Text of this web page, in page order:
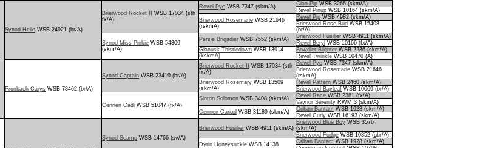
Synod Hello WSB 24921 (br/A)
Brierwood Rocket II
WSB 17034 (sth
fx/A)
Revel Pye WSB 7347 (skm/A) Clan Pip WSB 3266 (skm/A)
Revel Pinup WSB 10164 (skm/A)
Brierwood Rosemarie WSB 21646
(rskmA)
Revel Pip WSB 4982 (skm/A)
Brierwood Rose Bud WSB 15408
(br/A)
Synod Miss Pinkie WSB 54309
(skm/A)
Persie Brigadier WSB 7552 (skm/A) Brierwood Fusilier WSB 4911 (skm/A)
Revel Beryl WSB 10166 (fx/A)
Glanusk Thistledown WSB 13914
(kskmA)
Bowdler Blighter WSB 2236 (skm/A)
Revel Twinkle WSB 10470 (A)
Fronbach Carys WSB 78462 (br/A)
Synod Captain WSB 23419 (br/A)
Brierwood Rocket II
WSB 17034 (sth
fx/A)
Revel Pye WSB 7347 (skm/A)
Brierwood Rosemarie WSB 21646
(rskmA)
Brierwood Rosemary WSB 13509
(skm/A)
Revel Pattern WSB 2460 (skm/A)
Brierwood Bayleaf WSB 10069 (br/A)
Cennen Cadi WSB 51047 (fx/A)
Sinton Solomon WSB 3408 (skm/A) Revel Race WSB 2381 (fx/A)
Vaynor Serenity RWM 3 (skm/A)
Cennen Cariad WSB 31189 (skm/A) Criban Bantam WSB 1928 (skm/A)
Revel Curly WSB 16193 (skm/A)
Synod Scamp WSB 14766 (sv/A)
Brierwood Fusilier WSB 4911 (skm/A)
Brierwood Blue Boy WSB 3576
(skm/A)
Brierwood Fudge WSB 10852 (gbr/A)
Dyrin Honeysuckle WSB 14138
Criban Bantam WSB 1928 (skm/A)